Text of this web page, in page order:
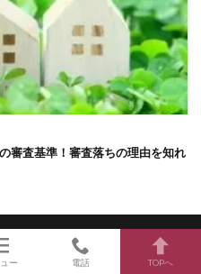
審査基準！審査落ちの理由を知れ
宅ローン
事業資金の調達
ー 電話 TOPへ